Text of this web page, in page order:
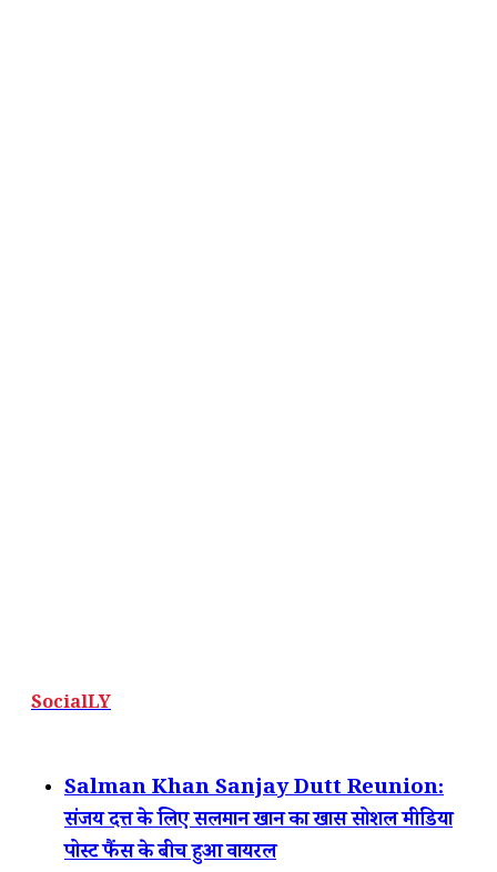
SocialLY
Salman Khan Sanjay Dutt Reunion:
संजय दत्त के लिए सलमान खान का खास सोशल मीडिया
पोस्ट फैंस के बीच हुआ वायरल